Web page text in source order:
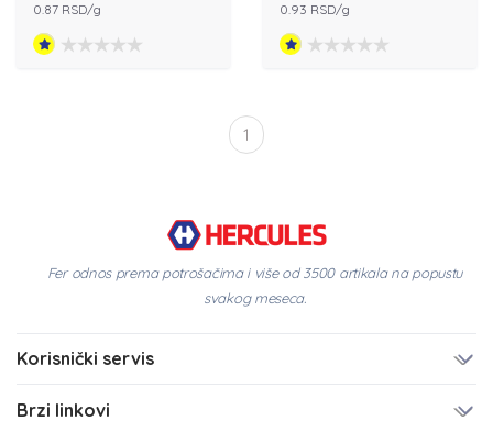
0.87 RSD/g 0.93 RSD/g
1
Fer odnos prema potrošačima i više od 3500 artikala na popustu
svakog meseca.
Korisnički servis
Brzi linkovi